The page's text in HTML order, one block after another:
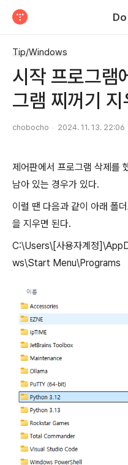
Tip/Windows
시작 프로그램
그램 찌꺼기 지
chobocho 2024. 11. 13. 22:06
제어판에서 프로그램 삭제를
남아 있는 경우가 있다.
이럴 땐 다음과 같이 아래 폴
을 지우면 된다.
C:\Users\[사용자계정
ws\Start Menu\Programs